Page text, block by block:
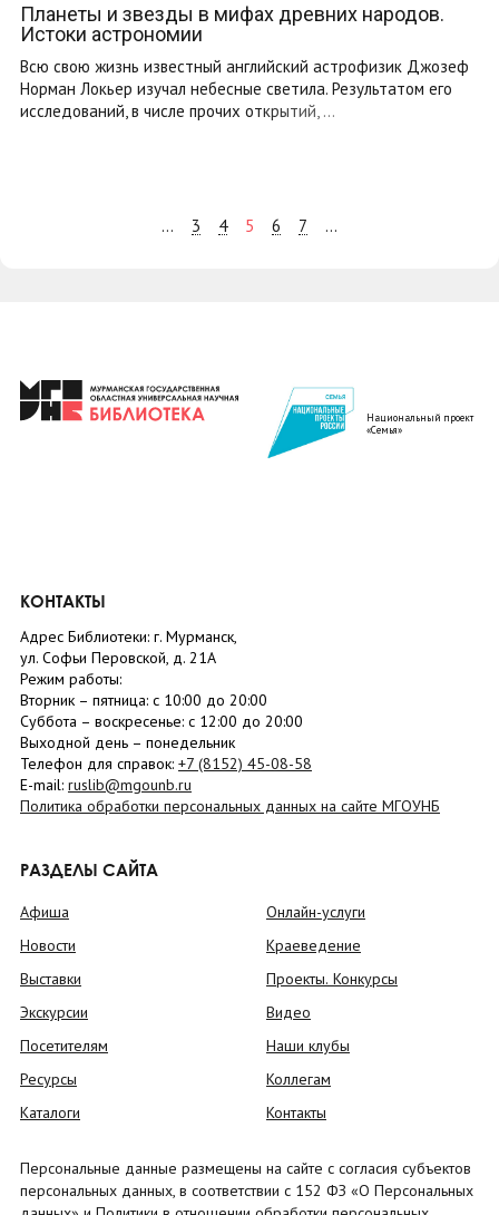
Планеты и звезды в мифах древних народов.
Истоки астрономии
Всю свою жизнь известный английский астрофизик Джозеф
Норман Локьер изучал небесные светила. Результатом его
исследований, в числе прочих открытий, ...
... 3 4 5 6 7 ...
Национальный проект
«Семья»
КОНТАКТЫ
Адрес Библиотеки: г. Мурманск,
ул. Софьи Перовской, д. 21А
Режим работы:
Вторник – пятница: с 10:00 до 20:00
Суббота – воскресенье: c 12:00 до 20:00
Выходной день – понедельник
Телефон для справок: +7 (8152) 45-08-58
E-mail: ruslib@mgounb.ru
Политика обработки персональных данных на сайте МГОУНБ
РАЗДЕЛЫ САЙТА
Афиша
Новости
Выставки
Экскурсии
Посетителям
Ресурсы
Каталоги
Онлайн-услуги
Краеведение
Проекты. Конкурсы
Видео
Наши клубы
Коллегам
Контакты
Персональные данные размещены на сайте с согласия субъектов
персональных данных, в соответствии с 152 ФЗ «О Персональных